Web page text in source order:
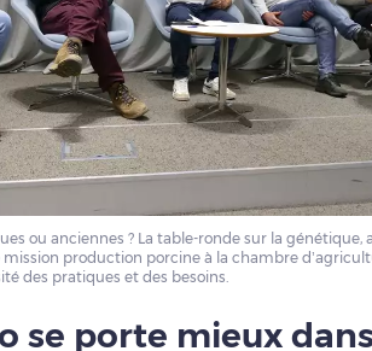
ou anciennes ? La table-ronde sur la génétique,
production porcine à la chambre
des pratiques et des besoins.
se porte mieux